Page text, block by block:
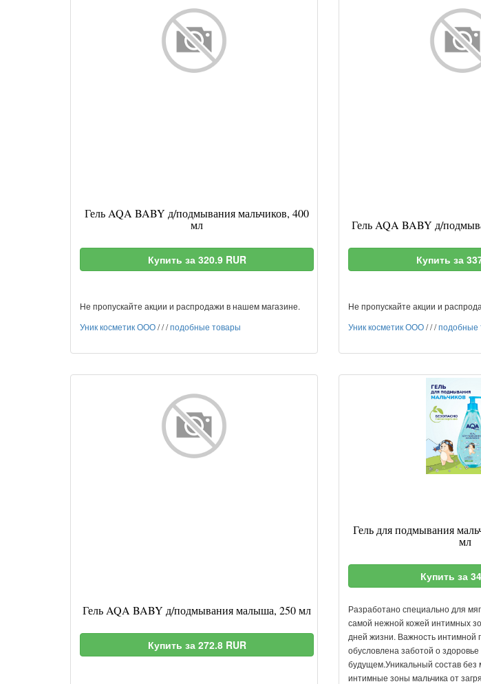
Гель AQA BABY д/подмывания мальчиков, 400
мл
Купить за 320.9 RUR
Не пропускайте акции и распродажи в нашем магазине.
Уник косметик ООО///подобные товары
Гель AQA BABY д/
Купить за
Не пропускайте акции и
Уник косметик ООО///подобные
Гель AQA BABY д/подмывания малыша, 250 мл
Купить за 272.8 RUR
Гель для подмывания
мл
Купить за
Разработано специально для
самой нежной кожей интимных
дней жизни. Важность интимной
обусловлена заботой о
будущем.Уникальный состав
интимные зоны мальчика от